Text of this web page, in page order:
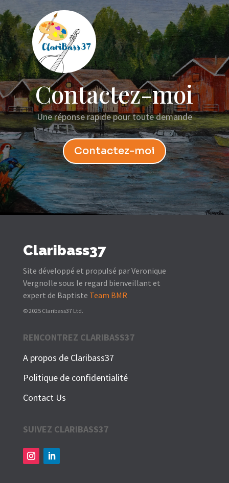
Contactez-moi
Une réponse rapide pour toute demande
Contactez-moi
Claribass37
Site développé et propulsé par Veronique
Vergnolle sous le regard bienveillant et
expert de Baptiste Team BMR
© 2025 Claribass37 Ltd.
RENCONTREZ CLARIBASS37
A propos de Claribass37
Politique de confidentialité
Contact Us
SUIVEZ CLARIBASS37